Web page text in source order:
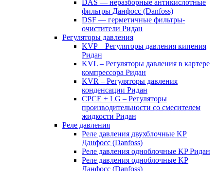
DAS — неразборные антикислотные
фильтры Данфосс (Danfoss)
DSF — герметичные фильтры-
очистители Ридан
Регуляторы давления
KVP – Регуляторы давления кипения
Ридан
KVL – Регуляторы давления в картере
компрессора Ридан
KVR – Регуляторы давления
конденсации Ридан
CPCE + LG – Регуляторы
производительности со смесителем
жидкости Ридан
Реле давления
Реле давления двухблочные KP
Данфосс (Danfoss)
Реле давления одноблочные KP Ридан
Реле давления одноблочные KP
Данфосс (Danfoss)